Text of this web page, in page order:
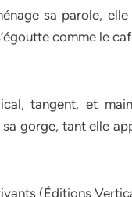
sa parole,
comme le
tangent, et
gorge, tant elle
(Éditions